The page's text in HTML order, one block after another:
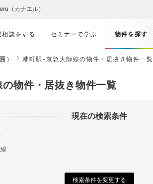
相談をする セミナーで学ぶ 物件を探す
（カナエル）
） 港町駅-京急大師線の物件・居抜き物件一覧
物件・居抜き物件一覧
現在の検索条件
検索条件を変更する